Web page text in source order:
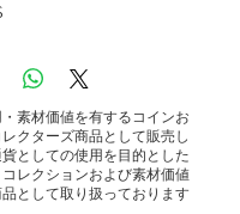
素材価値を有するコインお
クターズ商品として販売し
としての使用を目的とした
レクションおよび素材価値
として取り扱っております